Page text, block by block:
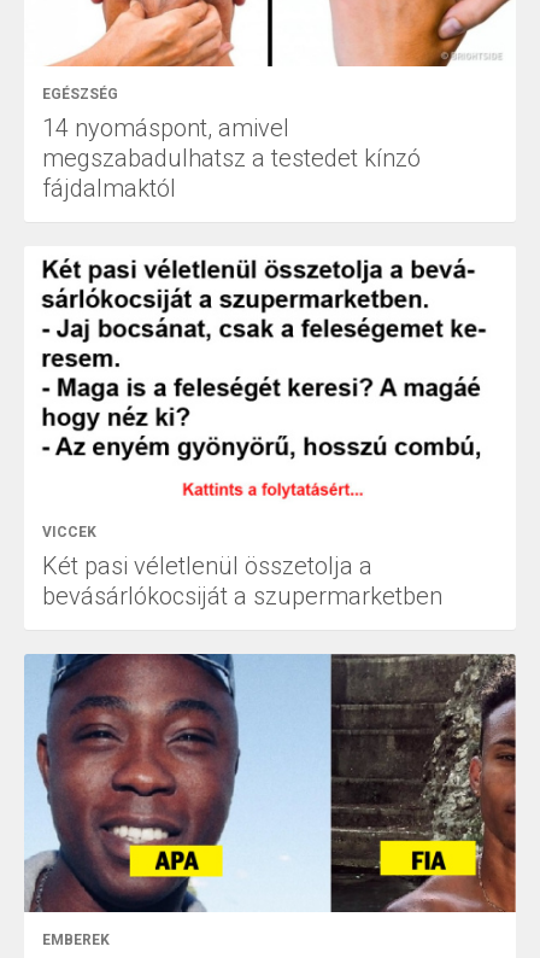
EGÉSZSÉG
14 nyomáspont, amivel
megszabadulhatsz a testedet kínzó
fájdalmaktól
VICCEK
Két pasi véletlenül összetolja a
bevásárlókocsiját a szupermarketben
EMBEREK